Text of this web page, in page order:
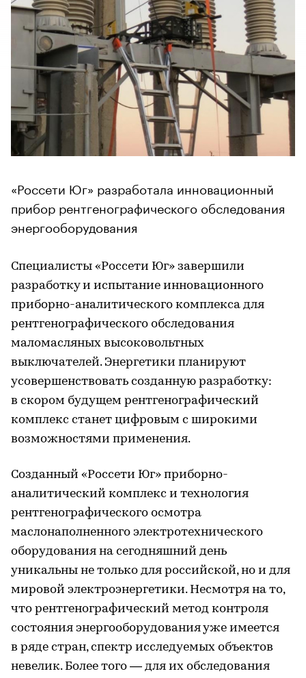
«Россети Юг» разработала инновационный
прибор рентгенографического обследования
энергооборудования
Специалисты «Россети Юг» завершили
разработку и испытание инновационного
приборно-аналитического комплекса для
рентгенографического обследования
маломасляных высоковольтных
выключателей. Энергетики планируют
усовершенствовать созданную разработку:
в скором будущем рентгенографический
комплекс станет цифровым с широкими
возможностями применения.
Созданный «Россети Юг» приборно-
аналитический комплекс и технология
рентгенографического осмотра
маслонаполненного электротехнического
оборудования на сегодняшний день
уникальны не только для российской, но и для
мировой электроэнергетики. Несмотря на то,
что рентгенографический метод контроля
состояния энергооборудования уже имеется
в ряде стран, спектр исследуемых объектов
невелик. Более того — для их обследования